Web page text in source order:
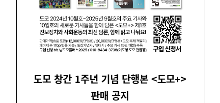
도모 창간 1주년 기념 단행본 <도모+>
판매 공지